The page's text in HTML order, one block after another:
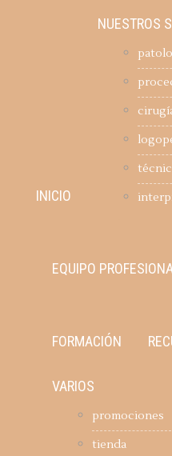
INICIO
NUESTROS
EQUIPO
FORMACIÓN
VARIOS
promociones
tienda